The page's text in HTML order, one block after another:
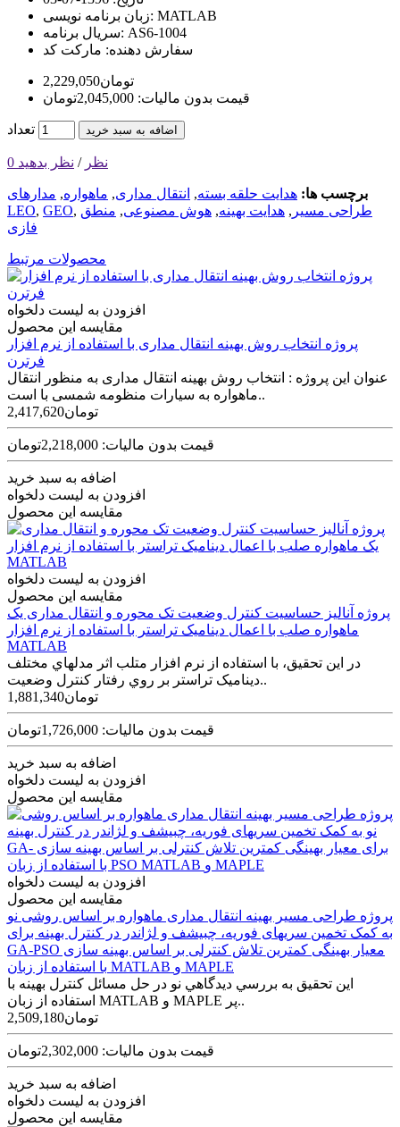
زبان برنامه نویسی: MATLAB
سریال برنامه: AS6-1004
سفارش دهنده: مارکت کد
2,229,050تومان
قیمت بدون مالیات: 2,045,000تومان
تعداد اضافه به سبد خرید
0 نظر / نظر بدهید
برچسب ها: هدايت حلقه بسته, انتقال مداری, ماهواره, مدارهای
LEO, GEO, طراحی مسير , هدايت بهينه, هوش مصنوعی, منطق
فازی
محصولات مرتبط
افزودن به لیست دلخواه
مقایسه این محصول
پروژه انتخاب روش بهینه انتقال مداری با استفاده از نرم افزار
فرترن
عنوان این پروژه : انتخاب روش بهینه انتقال مداری به منظور انتقال
ماهواره به سیارات منظومه شمسی با است..
2,417,620تومان
قیمت بدون مالیات: 2,218,000تومان
اضافه به سبد خرید
افزودن به لیست دلخواه
مقایسه این محصول
افزودن به لیست دلخواه
مقایسه این محصول
پروژه آنالیز حساسیت کنترل وضعیت تک محوره و انتقال مداری یک
ماهواره صلب با اعمال دینامیک تراستر با استفاده از نرم افزار
MATLAB
در اين تحقیق، با استفاده از نرم افزار متلب اثر مدل­هاي مختلف
ديناميک تراستر بر روي رفتار کنترل وضعيت..
1,881,340تومان
قیمت بدون مالیات: 1,726,000تومان
اضافه به سبد خرید
افزودن به لیست دلخواه
مقایسه این محصول
افزودن به لیست دلخواه
مقایسه این محصول
پروژه طراحی مسير بهينه انتقال مداری ماهواره بر اساس روشی نو
به کمک تخمين سری‫های فوريه، چبيشف و لژاندر در کنترل بهينه برای
معيار بهينگی کمترين تلاش کنترلی بر اساس بهينه سازی GA-PSO
‬با استفاده از زبان MATLAB و MAPLE
اين تحقيق به بررسي ديدگاهي نو در حل مسائل کنترل بهينه با
استفاده از زبان MATLAB و MAPLE پر..
2,509,180تومان
قیمت بدون مالیات: 2,302,000تومان
اضافه به سبد خرید
افزودن به لیست دلخواه
مقایسه این محصول